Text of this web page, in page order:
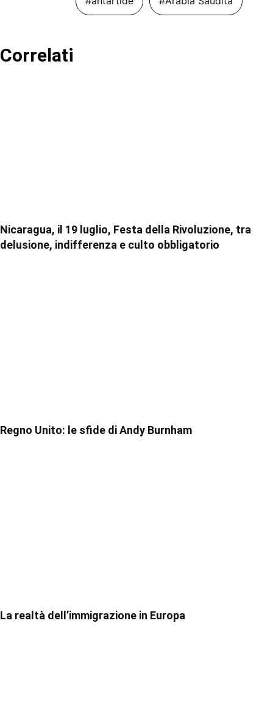
Correlati
Nicaragua, il 19 luglio, Festa della Rivoluzione, tra
delusione, indifferenza e culto obbligatorio
Regno Unito: le sfide di Andy Burnham
La realtà dell’immigrazione in Europa